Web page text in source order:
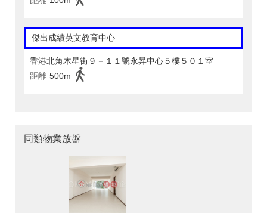
傑出成績英文教育中心
香港北角木星街９－１１號永昇中心５樓５０１室
距離 500m
同類物業放盤